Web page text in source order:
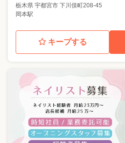
栃木県 宇都宮市 下川俣町208-45
岡本駅
キープする